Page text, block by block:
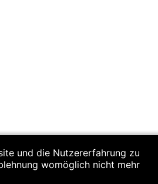
und die Nutzererfahrung zu
womöglich nicht mehr